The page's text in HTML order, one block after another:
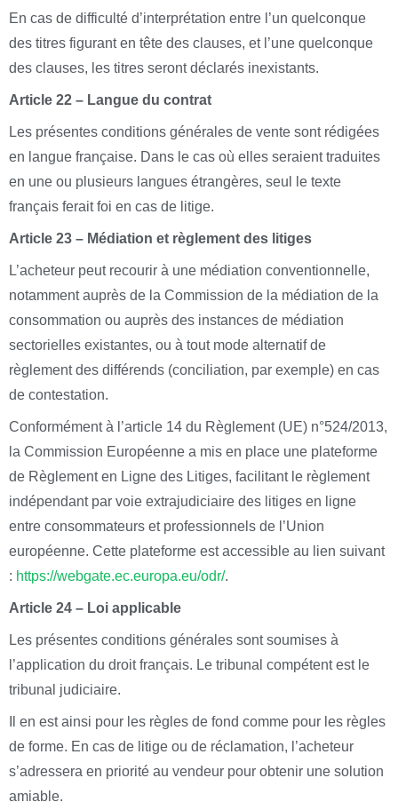
En cas de difficulté d’interprétation entre l’un quelconque
des titres figurant en tête des clauses, et l’une quelconque
des clauses, les titres seront déclarés inexistants.
Article 22 – Langue du contrat
Les présentes conditions générales de vente sont rédigées
en langue française. Dans le cas où elles seraient traduites
en une ou plusieurs langues étrangères, seul le texte
français ferait foi en cas de litige.
Article 23 – Médiation et règlement des litiges
L’acheteur peut recourir à une médiation conventionnelle,
notamment auprès de la Commission de la médiation de la
consommation ou auprès des instances de médiation
sectorielles existantes, ou à tout mode alternatif de
règlement des différends (conciliation, par exemple) en cas
de contestation.
Conformément à l’article 14 du Règlement (UE) n°524/2013,
la Commission Européenne a mis en place une plateforme
de Règlement en Ligne des Litiges, facilitant le règlement
indépendant par voie extrajudiciaire des litiges en ligne
entre consommateurs et professionnels de l’Union
européenne. Cette plateforme est accessible au lien suivant
: https://webgate.ec.europa.eu/odr/.
Article 24 – Loi applicable
Les présentes conditions générales sont soumises à
l’application du droit français. Le tribunal compétent est le
tribunal judiciaire.
Il en est ainsi pour les règles de fond comme pour les règles
de forme. En cas de litige ou de réclamation, l’acheteur
s’adressera en priorité au vendeur pour obtenir une solution
amiable.